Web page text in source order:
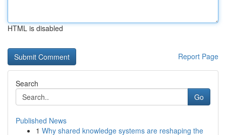
HTML is disabled
Report Page
Search
Go
Published News
1 Why shared knowledge systems are reshaping the